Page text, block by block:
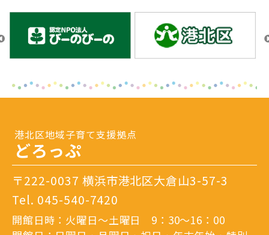
港北区地域子育て支援拠点
どろっぷ
〒222-0037 横浜市港北区大倉山3-57-3
Tel. 045-540-7420
開館日時：火曜日～土曜日 9：30～16：00